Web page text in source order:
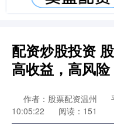
配资炒股投资
高收益，高风险
作者：股票配资温州
10:05:22
阅读：151